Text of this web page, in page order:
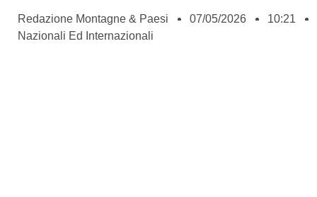
Redazione Montagne & Paesi 07/05/2026
10:21
Nazionali Ed Internazionali